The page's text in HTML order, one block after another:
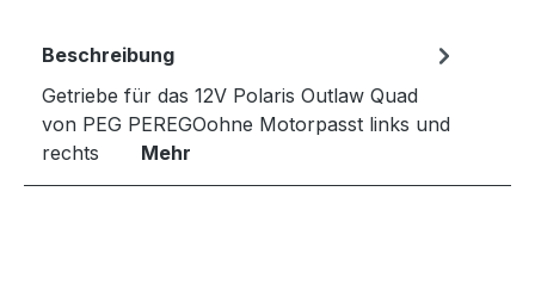
Beschreibung
Getriebe für das 12V Polaris Outlaw Quad
von PEG PEREGOohne Motorpasst links und
rechts Mehr